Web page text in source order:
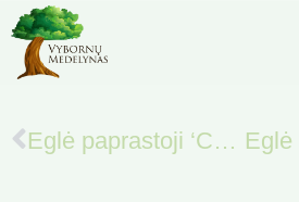
Eglė paprastoji ‘Cupressina‘